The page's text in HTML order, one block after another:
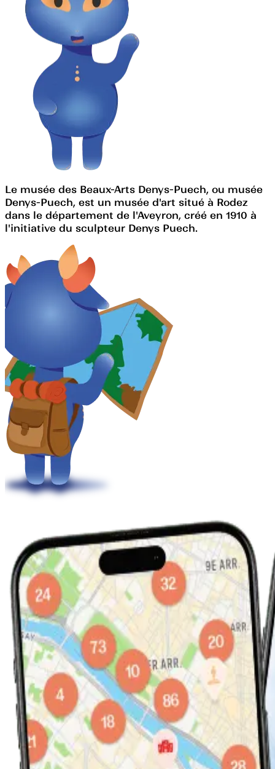
Le musée des Beaux-Arts Denys-Puech, ou musée
Denys-Puech, est un musée d'art situé à Rodez
dans le département de l'Aveyron, créé en 1910 à
l'initiative du sculpteur Denys Puech.